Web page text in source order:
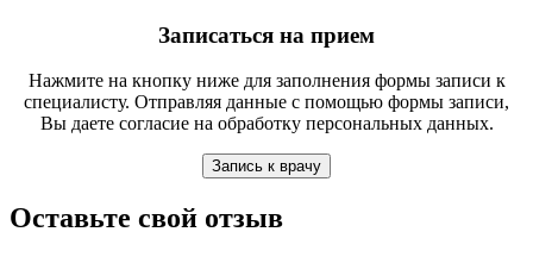
Записаться на прием
Нажмите на кнопку ниже для заполнения формы записи к
специалисту. Отправляя данные с помощью формы записи,
Вы даете согласие на обработку персональных данных.
Запись к врачу
Оставьте свой отзыв